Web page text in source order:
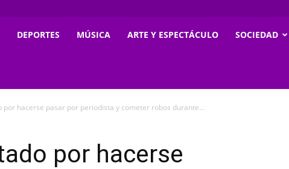
DEPORTES MÚSICA ARTE Y ESPECTÁCULO SOCIEDAD
por hacerse pasar por periodista y cometer robos durante...
por hacerse